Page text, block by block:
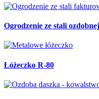
Ogrodzenie ze stali
Łóżeczko R-80